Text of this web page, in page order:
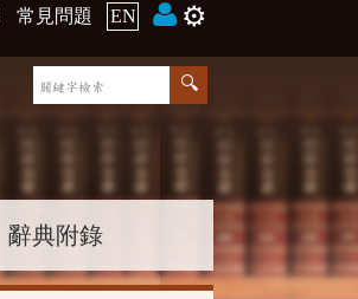
常見問題 EN ⚙️
辭典附錄